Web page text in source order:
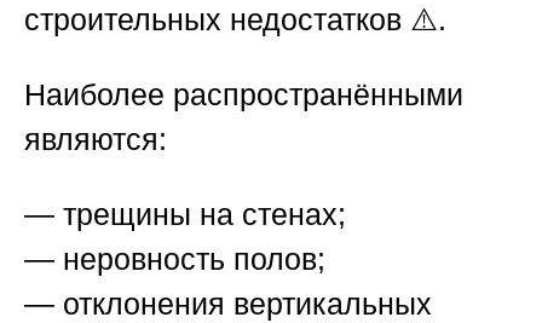
строительных недостатков ⚠️.
Наиболее распространёнными
являются:
— трещины на стенах;
— неровность полов;
— отклонения вертикальных